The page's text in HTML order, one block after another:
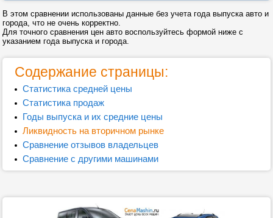
В этом сравнении использованы данные без учета года выпуска авто и
города, что не очень корректно.
Для точного сравнения цен авто воспользуйтесь формой ниже с
указанием года выпуска и города.
Содержание страницы:
Статистика средней цены
Статистика продаж
Годы выпуска и их средние цены
Ликвидность на вторичном рынке
Сравнение отзывов владельцев
Сравнение с другими машинами